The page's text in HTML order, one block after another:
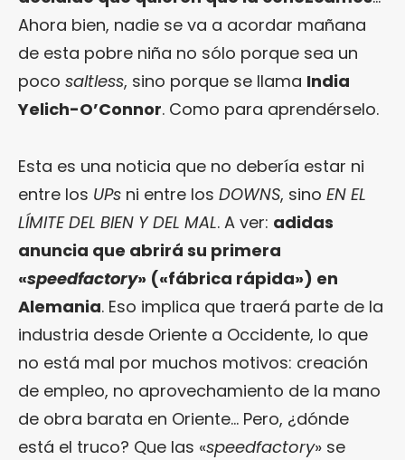
Ahora bien, nadie se va a acordar mañana
de esta pobre niña no sólo porque sea un
poco saltless, sino porque se llama India
Yelich-O’Connor. Como para aprendérselo.
Esta es una noticia que no debería estar ni
entre los UPs ni entre los DOWNS, sino EN EL
LÍMITE DEL BIEN Y DEL MAL. A ver: adidas
anuncia que abrirá su primera
«speedfactory» («fábrica rápida») en
Alemania. Eso implica que traerá parte de la
industria desde Oriente a Occidente, lo que
no está mal por muchos motivos: creación
de empleo, no aprovechamiento de la mano
de obra barata en Oriente… Pero, ¿dónde
está el truco? Que las «speedfactory» se